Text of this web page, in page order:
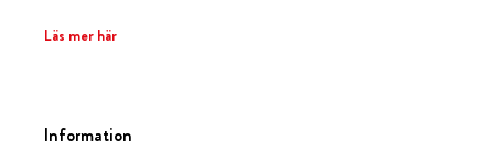
Läs mer här
Information